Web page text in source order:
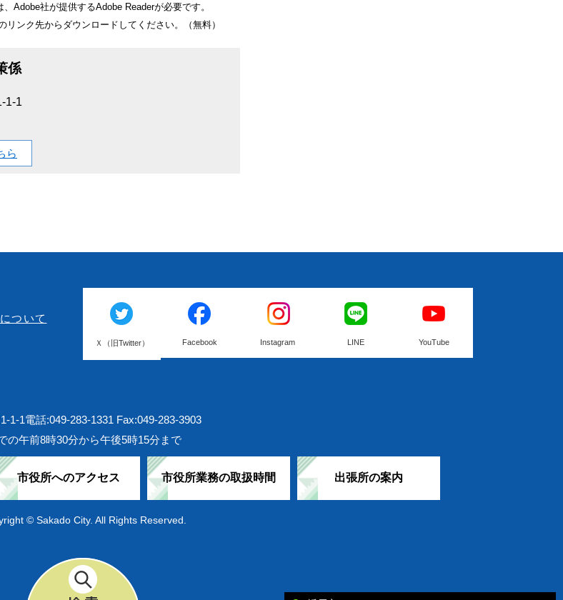
Adobe社が提供するAdobe Readerが必要です。
ンク先からダウンロードしてください。（無料）
係
1-1
ら
ついて
Ｘ（旧Twitter） Facebook Instagram LINE YouTube
1-1電話:049-283-1331 Fax:049-283-3903
の午前8時30分から午後5時15分まで
市役所へのアクセス 市役所業務の取扱時間 出張所の案内
© Sakado City. All Rights Reserved.